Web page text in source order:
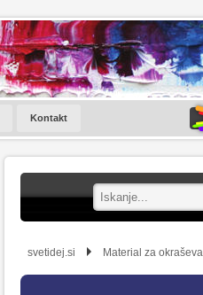
Kontakt
svetidej.si Material za